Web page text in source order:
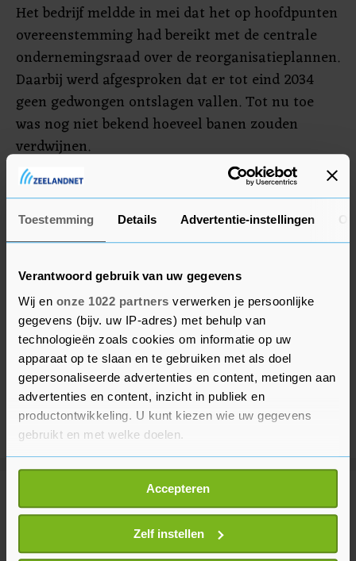
Toestemming Details Advertentie-instellingen
Verantwoord gebruik van uw gegevens
Wij en onze 1022 partners verwerken je persoonlijke
gegevens (bijv. uw IP-adres) met behulp van
technologieën zoals cookies om informatie op uw
apparaat op te slaan en te gebruiken met als doel
gepersonaliseerde advertenties en content, metingen aan
advertenties en content, inzicht in publiek en
productontwikkeling. U kunt kiezen wie uw gegevens
gebruikt en met welke doelen.
Als u het toestaat, willen we ook graag:
Informatie verzamelen over uw geografische
locatie, die tot een paar meter nauwkeurig kan zijn
Uw apparaat identificeren door het actief te
scannen op specifieke eigenschappen (fingerprinting)
Accepteren
Zelf instellen
Het bedrijf meldde in mei dat het op hoofdpunten
overeenstemming had bereikt met de centrale
ondernemingsraad over de reorganisatieplannen.
Daarbij werd afgesproken dat er tot eind 2034
geen gedwongen ontslagen vallen. Tot nu toe
was nog niet bekend hoeveel banen zouden
verdwijnen.
Meer uit Financieel
Wall Street sluit hoger na